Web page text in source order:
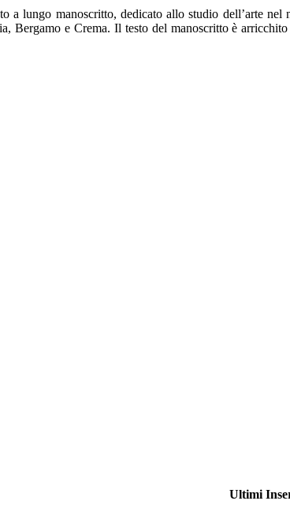
a lungo manoscritto, dedicato allo studio dell’arte
Bergamo e Crema. Il testo del manoscritto è
Ultimi